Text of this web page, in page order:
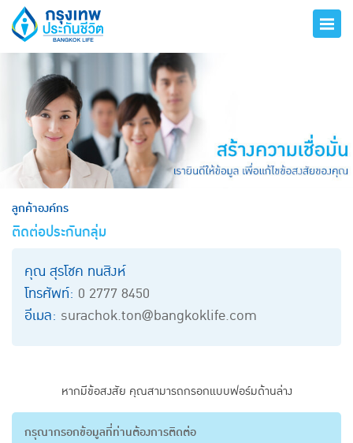
ลูกค้าองค์กร
ติดต่อประกันกลุ่ม
คุณ สุรโชค ทนสิงห์
โทรศัพท์: 0 2777 8450
อีเมล: surachok.ton@bangkoklife.com
หากมีข้อสงสัย คุณสามารถกรอกแบบฟอร์มด้านล่าง
กรุณากรอกข้อมูลที่ท่านต้องการติดต่อ